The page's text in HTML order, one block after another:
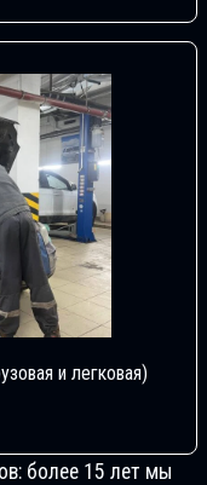
и легковая)
более 15 лет мы